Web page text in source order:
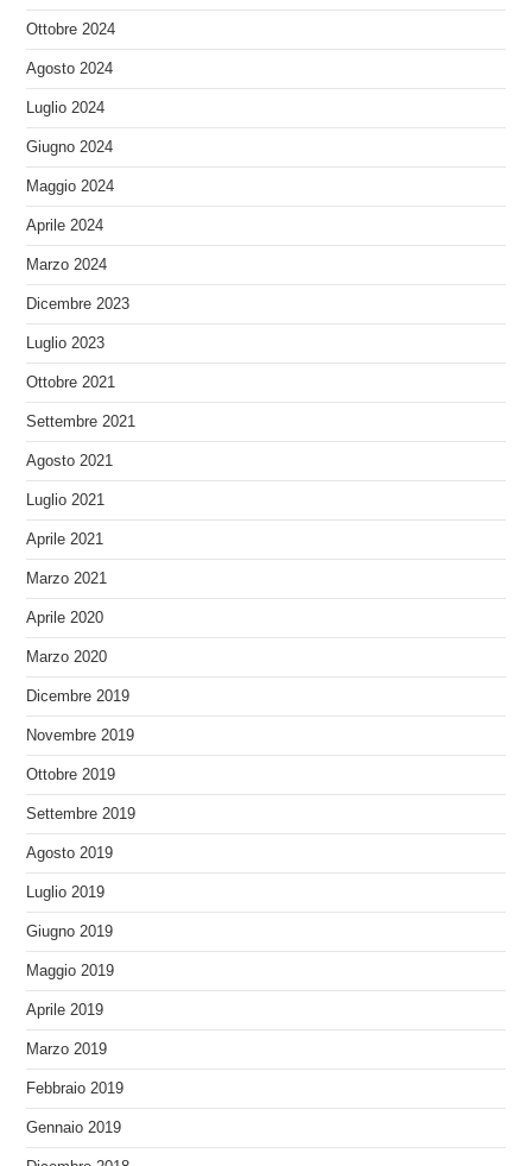
Ottobre 2024
Agosto 2024
Luglio 2024
Giugno 2024
Maggio 2024
Aprile 2024
Marzo 2024
Dicembre 2023
Luglio 2023
Ottobre 2021
Settembre 2021
Agosto 2021
Luglio 2021
Aprile 2021
Marzo 2021
Aprile 2020
Marzo 2020
Dicembre 2019
Novembre 2019
Ottobre 2019
Settembre 2019
Agosto 2019
Luglio 2019
Giugno 2019
Maggio 2019
Aprile 2019
Marzo 2019
Febbraio 2019
Gennaio 2019